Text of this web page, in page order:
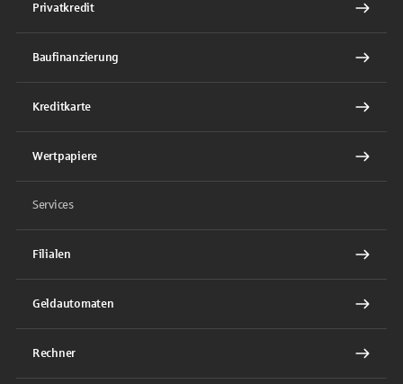
Privatkredit
Baufinanzierung
Kreditkarte
Wertpapiere
Services
Filialen
Geldautomaten
Rechner